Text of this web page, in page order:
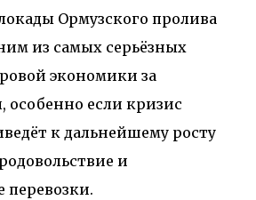
Ормузского пролива
из самых серьёзных
экономики за
особенно если кризис
к дальнейшему росту
и